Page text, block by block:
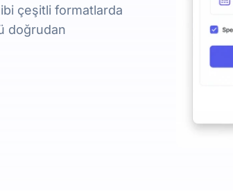
çeşitli formatlarda
doğrudan